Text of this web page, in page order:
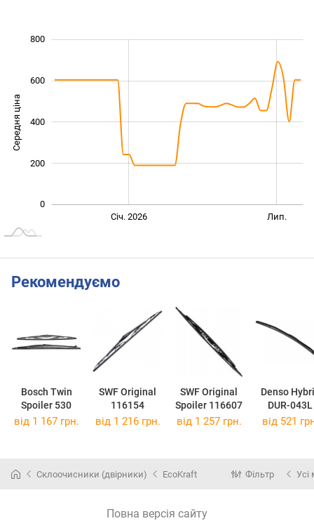
Середня ціна 100
0
200
400
600
800
Січ. 2026 Лип.
Рекомендуємо
Bosch Twin
Spoiler 530
SWF Original
116154
SWF Original
Spoiler 116607
Denso
DUR-043L
від 1 167 грн. від 1 216 грн. від 1 257 грн. від 521
Склоочисники (двірники) EcoKraft Фільтр Усі
Повна версія сайту